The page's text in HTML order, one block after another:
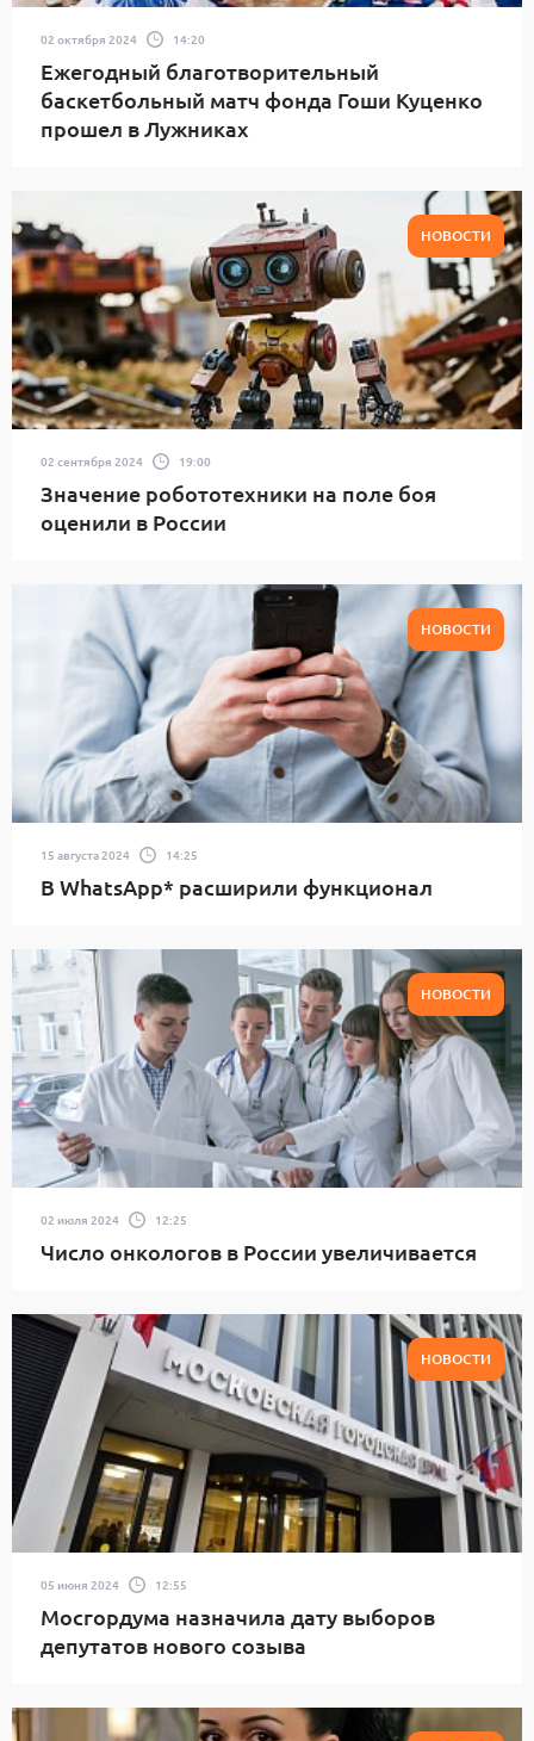
02 октября 2024 14:20
Ежегодный благотворительный
баскетбольный матч фонда Гоши Куценко
прошел в Лужниках
НОВОСТИ
02 сентября 2024 19:00
Значение робототехники на поле боя
оценили в России
НОВОСТИ
15 августа 2024 14:25
В WhatsApp* расширили функционал
НОВОСТИ
02 июля 2024 12:25
Число онкологов в России увеличивается
НОВОСТИ
05 июня 2024 12:55
Мосгордума назначила дату выборов
депутатов нового созыва